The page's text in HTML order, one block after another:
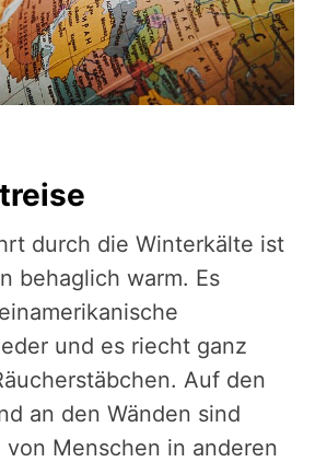
durch die Winterkälte ist
behaglich warm. Es
und es riecht ganz
Auf den
an den Wänden sind
Menschen in anderen